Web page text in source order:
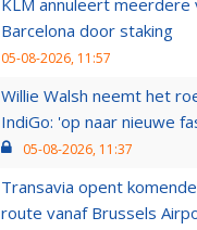
KLM annuleert meerdere
Barcelona door staking
05-08-2026, 11:57
Willie Walsh neemt het
IndiGo: 'op naar nieuwe
05-08-2026, 11:37
Transavia opent
route vanaf Brussels